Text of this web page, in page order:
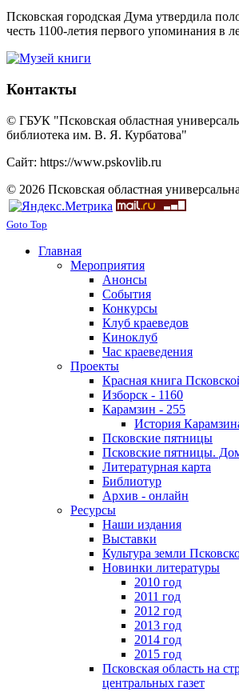
Псковская городская Дума утвердила
честь 1100-летия первого упоминания в
Контакты
© ГБУК "Псковская областная
библиотека им. В. Я. Курбатова"
Сайт: https://www.pskovlib.ru
© 2026 Псковская областная
Goto Top
Главная
Мероприятия
Анонсы
События
Конкурсы
Клуб краеведов
Киноклуб
Час краеведения
Проекты
Красная книга
Изборск - 1160
Карамзин - 255
История
Псковские пятницы
Псковские пятницы.
Литературная карта
Библиотур
Архив - онлайн
Ресурсы
Наши издания
Выставки
Культура земли
Новинки литературы
2010 год
2011 год
2012 год
2013 год
2014 год
2015 год
Псковская область на
центральных газет